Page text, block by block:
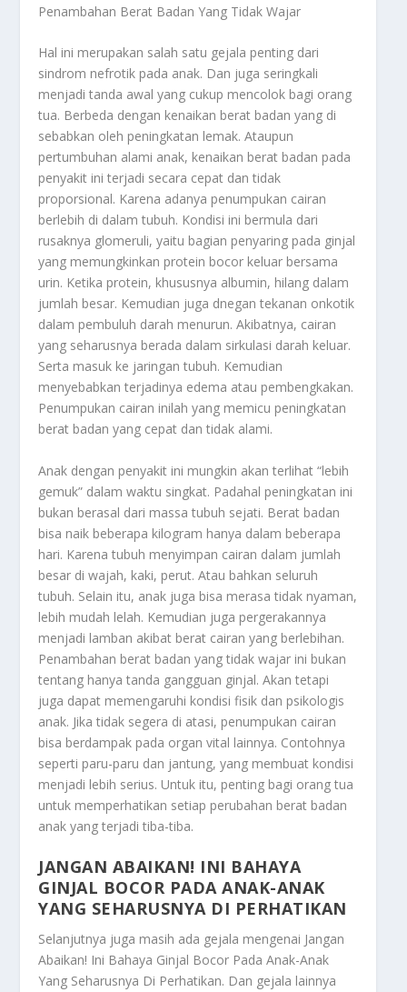
Penambahan Berat Badan Yang Tidak Wajar
Hal ini merupakan salah satu gejala penting dari
sindrom nefrotik pada anak. Dan juga seringkali
menjadi tanda awal yang cukup mencolok bagi orang
tua. Berbeda dengan kenaikan berat badan yang di
sebabkan oleh peningkatan lemak. Ataupun
pertumbuhan alami anak, kenaikan berat badan pada
penyakit ini terjadi secara cepat dan tidak
proporsional. Karena adanya penumpukan cairan
berlebih di dalam tubuh. Kondisi ini bermula dari
rusaknya glomeruli, yaitu bagian penyaring pada ginjal
yang memungkinkan protein bocor keluar bersama
urin. Ketika protein, khususnya albumin, hilang dalam
jumlah besar. Kemudian juga dnegan tekanan onkotik
dalam pembuluh darah menurun. Akibatnya, cairan
yang seharusnya berada dalam sirkulasi darah keluar.
Serta masuk ke jaringan tubuh. Kemudian
menyebabkan terjadinya edema atau pembengkakan.
Penumpukan cairan inilah yang memicu peningkatan
berat badan yang cepat dan tidak alami.
Anak dengan penyakit ini mungkin akan terlihat “lebih
gemuk” dalam waktu singkat. Padahal peningkatan ini
bukan berasal dari massa tubuh sejati. Berat badan
bisa naik beberapa kilogram hanya dalam beberapa
hari. Karena tubuh menyimpan cairan dalam jumlah
besar di wajah, kaki, perut. Atau bahkan seluruh
tubuh. Selain itu, anak juga bisa merasa tidak nyaman,
lebih mudah lelah. Kemudian juga pergerakannya
menjadi lamban akibat berat cairan yang berlebihan.
Penambahan berat badan yang tidak wajar ini bukan
tentang hanya tanda gangguan ginjal. Akan tetapi
juga dapat memengaruhi kondisi fisik dan psikologis
anak. Jika tidak segera di atasi, penumpukan cairan
bisa berdampak pada organ vital lainnya. Contohnya
seperti paru-paru dan jantung, yang membuat kondisi
menjadi lebih serius. Untuk itu, penting bagi orang tua
untuk memperhatikan setiap perubahan berat badan
anak yang terjadi tiba-tiba.
JANGAN ABAIKAN! INI BAHAYA
GINJAL BOCOR PADA ANAK-ANAK
YANG SEHARUSNYA DI PERHATIKAN
Selanjutnya juga masih ada gejala mengenai Jangan
Abaikan! Ini Bahaya Ginjal Bocor Pada Anak-Anak
Yang Seharusnya Di Perhatikan. Dan gejala lainnya